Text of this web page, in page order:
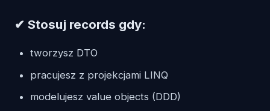
✔ Stosuj records gdy:
tworzysz DTO
pracujesz z projekcjami LINQ
modelujesz value objects (DDD)